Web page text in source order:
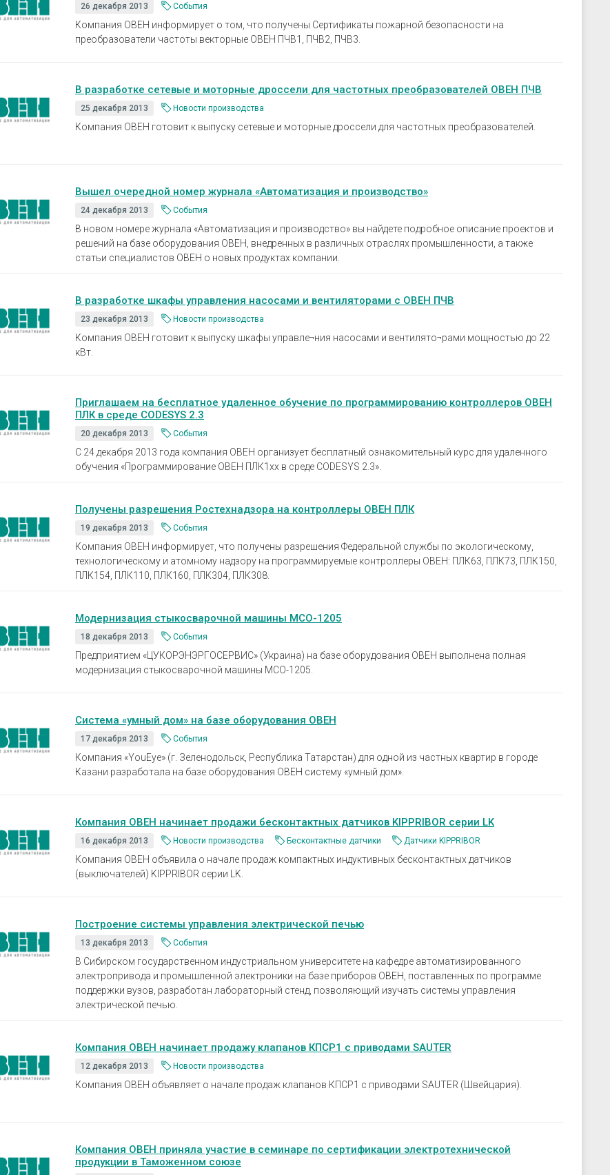
Приборы для индикации и
управления задвижками
Регуляторы мощности
промежуточные реле MEYERTEC
Промежуточные реле
Микроклимат для шкафов
управления
Электротехническое
Нормирующие преобразователи
Аксессуары к датчикам
Аксессуары к датчикам уровня
влажности
История
Аттестация на право поверки
Партнерам
Материалы для вашего сайта
Сервисный центр
Проверить статус заказа
26 декабря 2013 События
Компания ОВЕН информирует о том, что получены Сертификаты пожарной безопасности на
преобразователи частоты векторные ОВЕН ПЧВ1, ПЧВ2, ПЧВ3.
В разработке сетевые и моторные дроссели для частотных преобразователей ОВЕН ПЧВ
25 декабря 2013 Новости производства
Компания ОВЕН готовит к выпуску се­тевые и моторные дроссели для частот­ных преобразовате­лей.
Вышел очередной номер журнала «Автоматизация и производство»
24 декабря 2013 События
В новом номере журнала «Автоматизация и производство» вы найдете подробное описание проектов и
решений на базе оборудования ОВЕН, внедренных в различных отраслях промышленности, а также
статьи специалистов ОВЕН о новых продуктах компании.
В разработке шкафы управления насосами и вентиляторами с ОВЕН ПЧВ
23 декабря 2013 Новости производства
Компания ОВЕН готовит к выпуску шкафы управле¬ния насосами и вентилято¬рами мощностью до 22
кВт.
Приглашаем на бесплатное удаленное обучение по программированию контроллеров ОВЕН
ПЛК в среде CODESYS 2.3
20 декабря 2013 События
С 24 декабря 2013 года компания ОВЕН организует бесплатный ознакомительный курс для удаленного
обучения «Программирование ОВЕН ПЛК1хх в среде CODESYS 2.3».
Получены разрешения Ростехнадзора на контроллеры ОВЕН ПЛК
19 декабря 2013 События
Компания ОВЕН информирует, что получены разрешения Федеральной службы по экологическому,
технологическому и атомному надзору на программируемые контроллеры ОВЕН: ПЛК63, ПЛК73, ПЛК150,
ПЛК154, ПЛК110, ПЛК160, ПЛК304, ПЛК308.
Модернизация стыкосварочной машины МСО-1205
18 декабря 2013 События
Предприятием «ЦУКОРЭНЭРГОСЕРВИС» (Украина) на базе оборудования ОВЕН выполнена полная
модернизация стыкосварочной машины МСО-1205.
Система «умный дом» на базе оборудования ОВЕН
17 декабря 2013 События
Компания «YouEye» (г. Зеленодольск, Республика Татарстан) для одной из частных квартир в городе
Казани разработала на базе оборудования ОВЕН систему «умный дом».
Компания ОВЕН начинает продажи бесконтактных датчиков KIPPRIBOR серии LK
16 декабря 2013 Новости производства Бесконтактные датчики Датчики KIPPRIBOR
Компания ОВЕН объявила о начале продаж компактных индуктивных бесконтактных датчиков
(выключателей) KIPPRIBOR серии LK.
Построение системы управления электрической печью
13 декабря 2013 События
В Сибирском государственном индустриальном университете на кафедре автоматизированного
электропривода и промышленной электроники на базе приборов ОВЕН, поставленных по программе
поддержки вузов, разработан лабораторный стенд, позволяющий изучать системы управления
электрической печью.
Компания ОВЕН начинает продажу клапанов КПСР1 с приводами SAUTER
12 декабря 2013 Новости производства
Компания ОВЕН объявляет о начале продаж клапанов КПСР1 с приводами SAUTER (Швейцария).
Компания ОВЕН приняла участие в семинаре по сертификации электротехнической
продукции в Таможенном союзе